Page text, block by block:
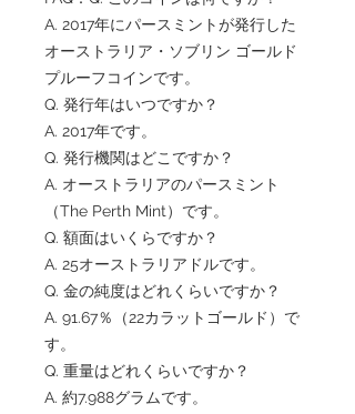
A. 2017年にパースミントが発行した
オーストラリア・ソブリン ゴールド
プルーフコインです。
Q. 発行年はいつですか？
A. 2017年です。
Q. 発行機関はどこですか？
A. オーストラリアのパースミント
（The Perth Mint）です。
Q. 額面はいくらですか？
A. 25オーストラリアドルです。
Q. 金の純度はどれくらいですか？
A. 91.67％（22カラットゴールド）で
す。
Q. 重量はどれくらいですか？
A. 約7.988グラムです。